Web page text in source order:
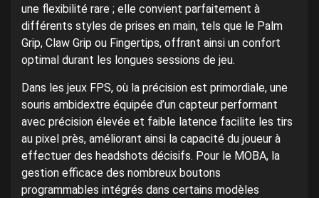
une flexibilité rare ; elle convient parfaitement à
différents styles de prises en main, tels que le Palm
Grip, Claw Grip ou Fingertips, offrant ainsi un confort
optimal durant les longues sessions de jeu.
Dans les jeux FPS, où la précision est primordiale, une
souris ambidextre équipée d’un capteur performant
avec précision élevée et faible latence facilite les tirs
au pixel près, améliorant ainsi la capacité du joueur à
effectuer des headshots décisifs. Pour le MOBA, la
gestion efficace des nombreux boutons
programmables intégrés dans certains modèles